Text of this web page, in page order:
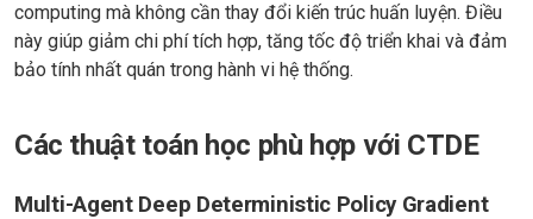
computing mà không cần thay đổi kiến trúc huấn luyện. Điều
này giúp giảm chi phí tích hợp, tăng tốc độ triển khai và đảm
bảo tính nhất quán trong hành vi hệ thống.
Các thuật toán học phù hợp với CTDE
Multi-Agent Deep Deterministic Policy Gradient